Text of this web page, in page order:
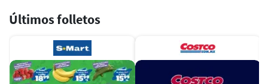
Últimos folletos